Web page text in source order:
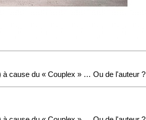
à cause du « Couplex » … Ou de l'auteur ?